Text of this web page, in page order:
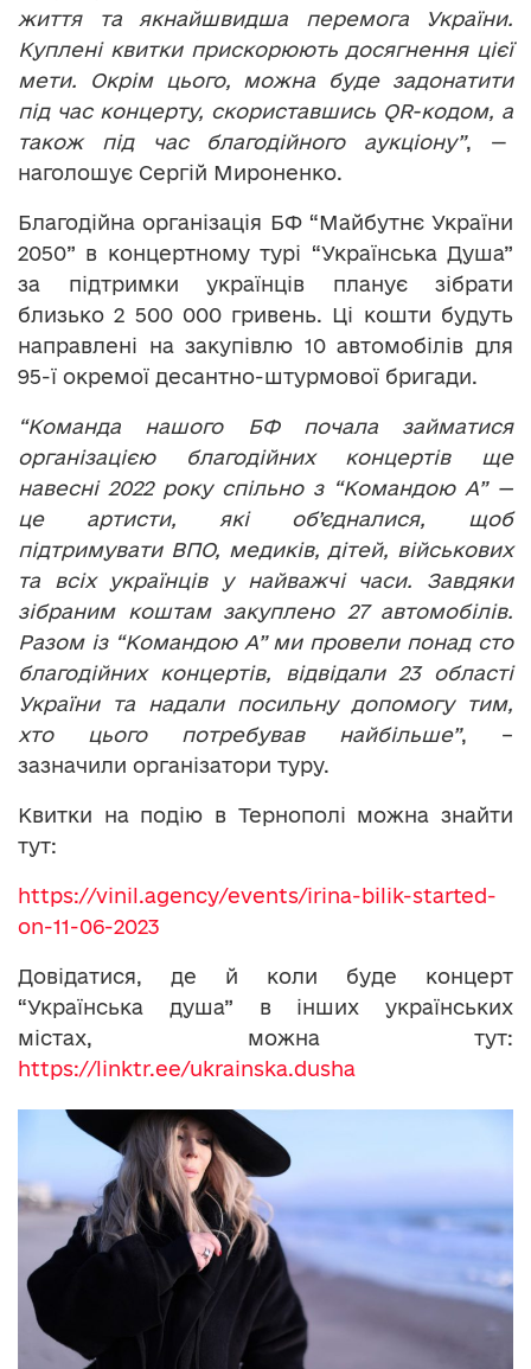
життя та якнайшвидша перемога України.
Куплені квитки прискорюють досягнення цієї
мети. Окрім цього, можна буде задонатити
під час концерту, скориставшись QR-кодом, а
також під час благодійного аукціону”, —
наголошує Сергій Мироненко.
Благодійна організація БФ “Майбутнє України
2050” в концертному турі “Українська Душа”
за підтримки українців планує зібрати
близько 2 500 000 гривень. Ці кошти будуть
направлені на закупівлю 10 автомобілів для
95-ї окремої десантно-штурмової бригади.
“Команда нашого БФ почала займатися
організацією благодійних концертів ще
навесні 2022 року спільно з “Командою А” —
це артисти, які об’єдналися, щоб
підтримувати ВПО, медиків, дітей, військових
та всіх українців у найважчі часи. Завдяки
зібраним коштам закуплено 27 автомобілів.
Разом із “Командою А” ми провели понад сто
благодійних концертів, відвідали 23 області
України та надали посильну допомогу тим,
хто цього потребував найбільше”, –
зазначили організатори туру.
Квитки на подію в Тернополі можна знайти
тут:
https://vinil.agency/events/irina-bilik-started-
on-11-06-2023
Довідатися, де й коли буде концерт
“Українська душа” в інших українських
містах, можна тут:
https://linktr.ee/ukrainska.dusha